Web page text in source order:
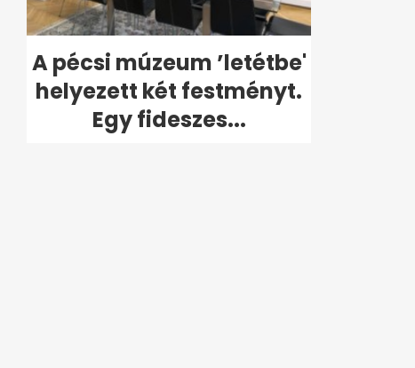
A pécsi múzeum ’letétbe'
helyezett két festményt.
Egy fideszes...